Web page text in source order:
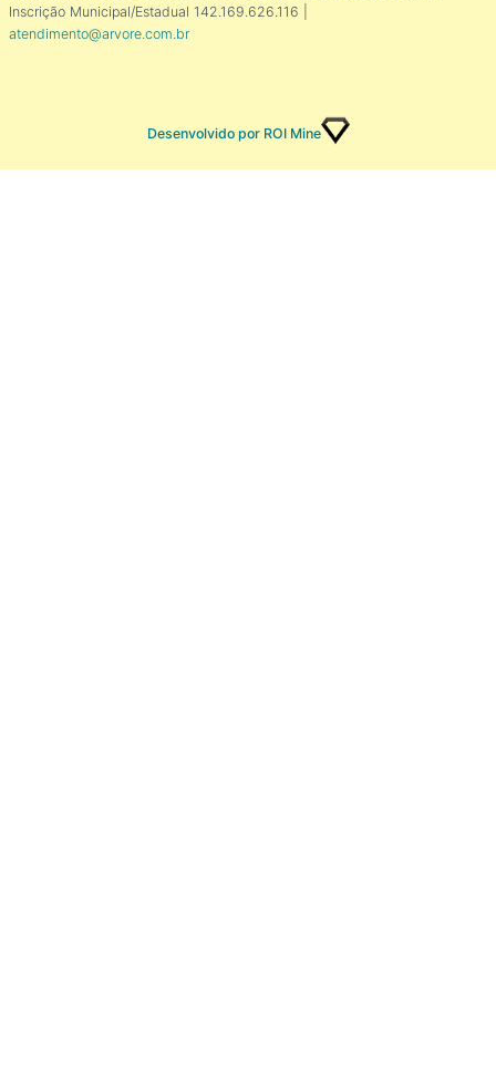
Inscrição Municipal/Estadual 142.169.626.116 |
atendimento@arvore.com.br
Desenvolvido por ROI Mine